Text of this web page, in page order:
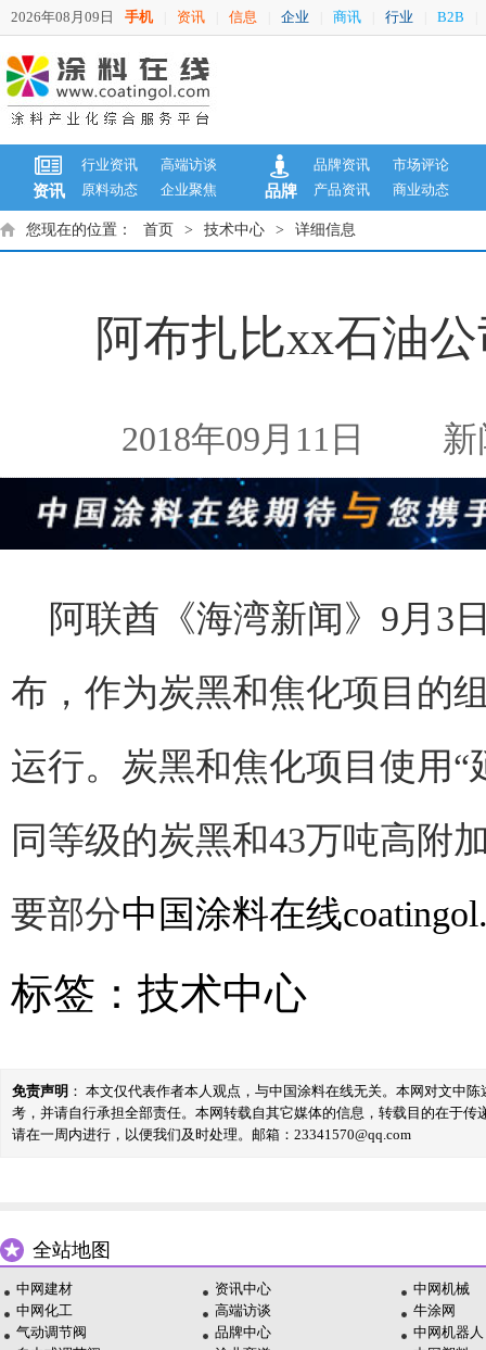
2026年08月09日 手机 资讯 信息 企业 商讯 行业 B2B
资讯
行业资讯
高端访谈
原料动态
企业聚焦 品牌
品牌资讯
市场评论
产品资讯
商业动态
您现在的位置： 首页 > 技术中心 > 详细信息
阿布扎比xx石油
2018年09月11日 新
阿联酋《海湾新闻》9月3
布，作为炭黑和焦化项目的
运行。炭黑和焦化项目使用
同等级的炭黑和43万吨高附
要部分中国涂料在线
标签： 技术中心
免责声明 ： 本文仅代表作者本人观点，与中国涂料在线无关。本网对文中
考，并请自行承担全部责任。本网转载自其它媒体的信息，转载目的在于
请在一周内进行，以便我们及时处理。邮箱：23341570@qq.com
全站地图
中网建材
中网化工
气动调节阀
资讯中心
高端访谈
品牌中心
中网机械
牛涂网
中网机器人